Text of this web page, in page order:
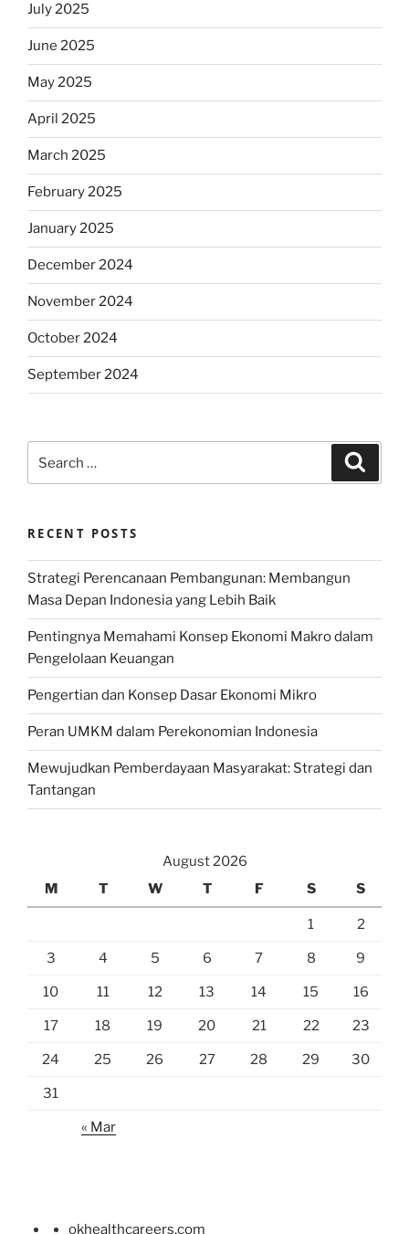
July 2025
June 2025
May 2025
April 2025
March 2025
February 2025
January 2025
December 2024
November 2024
October 2024
September 2024
for:
RECENT POSTS
Strategi Perencanaan Pembangunan: Membangun
Masa Depan Indonesia yang Lebih Baik
Pentingnya Memahami Konsep Ekonomi Makro dalam
Pengelolaan Keuangan
Pengertian dan Konsep Dasar Ekonomi Mikro
Peran UMKM dalam Perekonomian Indonesia
Mewujudkan Pemberdayaan Masyarakat: Strategi dan
Tantangan
August 2026
M
T W T F S S
1 2
3 4 5 6 7 8 9
10 11 12 13 14 15 16
17 18 19 20 21 22 23
24 25 26 27 28 29 30
31
« Mar
okhealthcareers.com